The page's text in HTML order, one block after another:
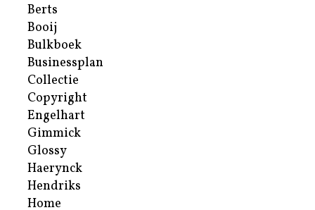
Berts
Booij
Bulkboek
Businessplan
Collectie
Copyright
Engelhart
Gimmick
Glossy
Haerynck
Hendriks
Home